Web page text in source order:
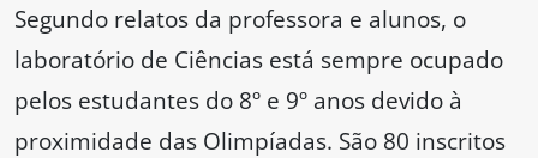
Segundo relatos da professora e alunos, o
laboratório de Ciências está sempre ocupado
pelos estudantes do 8º e 9º anos devido à
proximidade das Olimpíadas. São 80 inscritos